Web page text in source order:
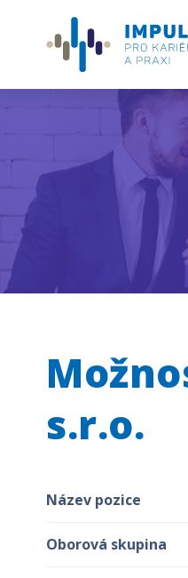
s.r.o.
Název pozice
Oborová skupina